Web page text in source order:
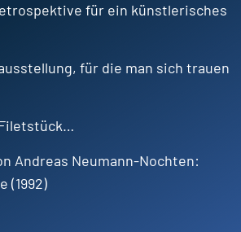
für ein künstlerisches
für die man sich trauen
Andreas Neumann-Nochten:
(1992)